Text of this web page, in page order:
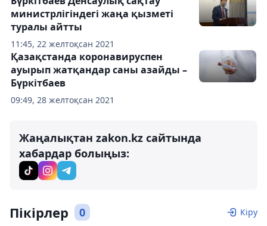
11:45, 22 желтоқсан 2021
министрлігіндегі жаңа қызметі
туралы айтты
09:49, 28 желтоқсан 2021
Қазақстанда коронавируспен
ауырып жатқандар саны азайды –
Бүркітбаев
Жаңалықтан zakon.kz сайтында
хабардар болыңыз:
Пікірлер 0 Кіру